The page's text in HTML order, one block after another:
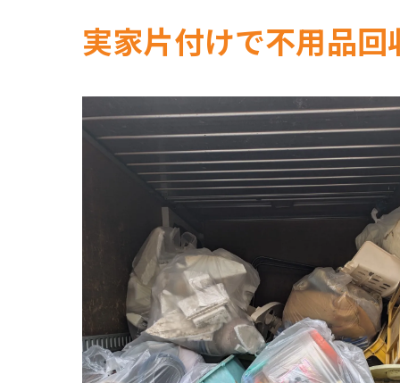
実家片付けで不用品